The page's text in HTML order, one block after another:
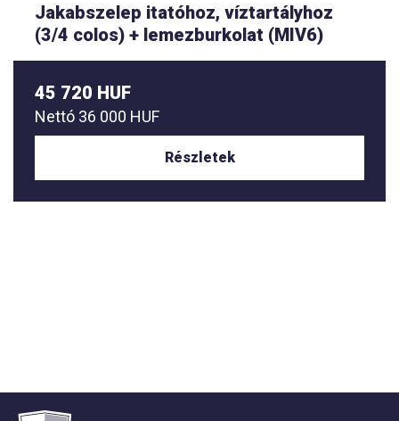
Jakabszelep itatóhoz, víztartályhoz
(3/4 colos) + lemezburkolat (MIV6)
45 720 HUF
Nettó 36 000 HUF
Részletek